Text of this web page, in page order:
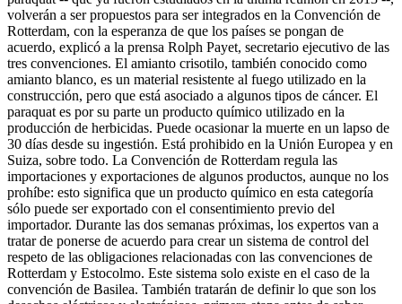
volverán a ser propuestos para ser integrados en la Convención de
Rotterdam, con la esperanza de que los países se pongan de
acuerdo, explicó a la prensa Rolph Payet, secretario ejecutivo de las
tres convenciones. El amianto crisotilo, también conocido como
amianto blanco, es un material resistente al fuego utilizado en la
construcción, pero que está asociado a algunos tipos de cáncer. El
paraquat es por su parte un producto químico utilizado en la
producción de herbicidas. Puede ocasionar la muerte en un lapso de
30 días desde su ingestión. Está prohibido en la Unión Europea y en
Suiza, sobre todo. La Convención de Rotterdam regula las
importaciones y exportaciones de algunos productos, aunque no los
prohíbe: esto significa que un producto químico en esta categoría
sólo puede ser exportado con el consentimiento previo del
importador. Durante las dos semanas próximas, los expertos van a
tratar de ponerse de acuerdo para crear un sistema de control del
respeto de las obligaciones relacionadas con las convenciones de
Rotterdam y Estocolmo. Este sistema solo existe en el caso de la
convención de Basilea. También tratarán de definir lo que son los